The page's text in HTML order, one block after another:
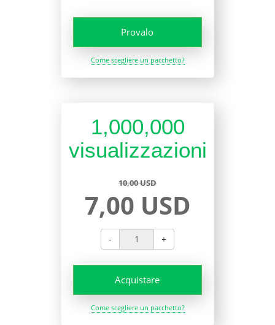
Provalo
Come scegliere un pacchetto?
1,000,000
visualizzazioni
10,00 USD
7,00 USD
- +
Acquistare
Come scegliere un pacchetto?